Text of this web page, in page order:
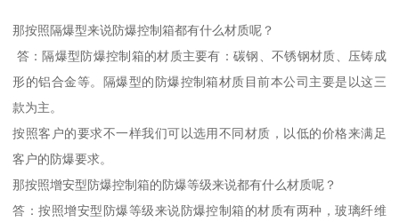
那按照隔爆型来说防爆控制箱都有什么材质呢？
答：隔爆型防爆控制箱的材质主要有：碳钢、不锈钢材质、压铸成
形的铝合金等。隔爆型的防爆控制箱材质目前本公司主要是以这三
款为主。
按照客户的要求不一样我们可以选用不同材质，以低的价格来满足
客户的防爆要求。
那按照增安型防爆控制箱的防爆等级来说都有什么材质呢？
答：按照增安型防爆等级来说防爆控制箱的材质有两种，玻璃纤维